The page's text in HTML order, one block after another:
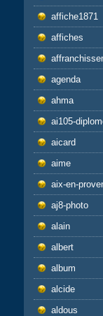
affiche1871
affiches
agenda
ahma
ai105-
aicard
aime
aix-en-
aj8-photo
alain
albert
album
alcide
aldous